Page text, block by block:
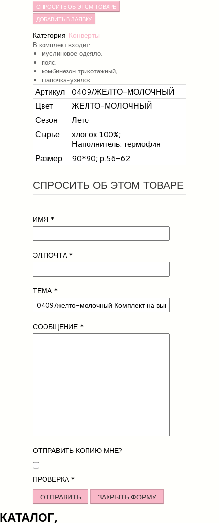
СПРОСИТЬ ОБ ЭТОМ ТОВАРЕ
Категория: Конверты
В комплект входит:
муслиновое одеяло;
пояс;
комбинезон трикотажный;
шапочка-узелок.
Артикул
0409/ЖЕЛТО-МОЛОЧНЫЙ
Цвет
ЖЕЛТО-МОЛОЧНЫЙ
Сезон
Лето
Сырье
хлопок 100%;
Наполнитель: термофин
Размер
90*90; р.56-62
СПРОСИТЬ ОБ ЭТОМ ТОВАРЕ
ИМЯ *
ЭЛ.ПОЧТА*
ТЕМА*
СООБЩЕНИЕ *
ОТПРАВИТЬ КОПИЮ МНЕ?
ПРОВЕРКА*
ОТПРАВИТЬ
ЗАКРЫТЬ ФОРМУ
КАТАЛОГ,